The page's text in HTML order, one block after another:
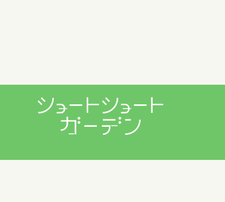
プライバシーポリシー 利用規約 お問い合わせ